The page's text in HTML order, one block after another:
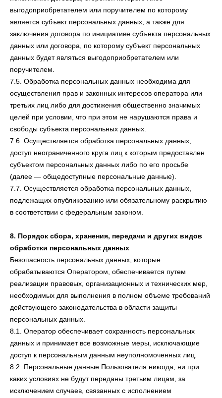
выгодоприобретателем или поручителем по которому
является субъект персональных данных, а также для
заключения договора по инициативе субъекта персональных
данных или договора, по которому субъект персональных
данных будет являться выгодоприобретателем или
поручителем.
7.5. Обработка персональных данных необходима для
осуществления прав и законных интересов оператора или
третьих лиц либо для достижения общественно значимых
целей при условии, что при этом не нарушаются права и
свободы субъекта персональных данных.
7.6. Осуществляется обработка персональных данных,
доступ неограниченного круга лиц к которым предоставлен
субъектом персональных данных либо по его просьбе
(далее — общедоступные персональные данные).
7.7. Осуществляется обработка персональных данных,
подлежащих опубликованию или обязательному раскрытию
в соответствии с федеральным законом.
8. Порядок сбора, хранения, передачи и других видов
обработки персональных данных
Безопасность персональных данных, которые
обрабатываются Оператором, обеспечивается путем
реализации правовых, организационных и технических мер,
необходимых для выполнения в полном объеме требований
действующего законодательства в области защиты
персональных данных.
8.1. Оператор обеспечивает сохранность персональных
данных и принимает все возможные меры, исключающие
доступ к персональным данным неуполномоченных лиц.
8.2. Персональные данные Пользователя никогда, ни при
каких условиях не будут переданы третьим лицам, за
исключением случаев, связанных с исполнением